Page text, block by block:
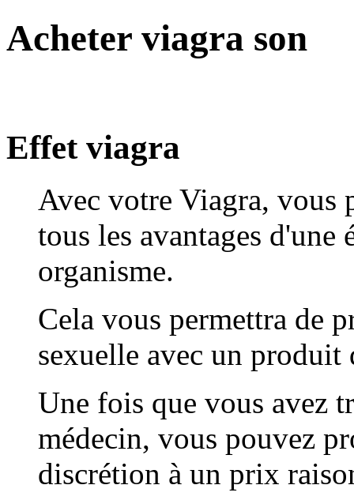
Acheter viagra son
Effet viagra
Avec votre Viagra, vous
tous les avantages
organisme.
Cela vous permettra de
sexuelle avec un produit
Une fois que vous avez
médecin, vous pouvez
discrétion à un prix